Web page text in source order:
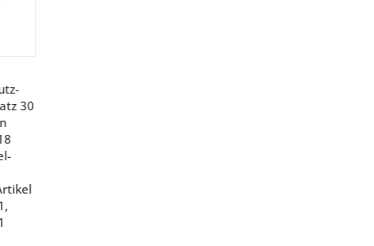
30